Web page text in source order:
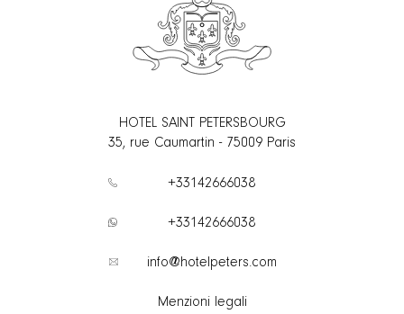
HOTEL SAINT PETERSBOURG
35, rue Caumartin - 75009 Paris
+33142666038
+33142666038
info@hotelpeters.com
Menzioni legali